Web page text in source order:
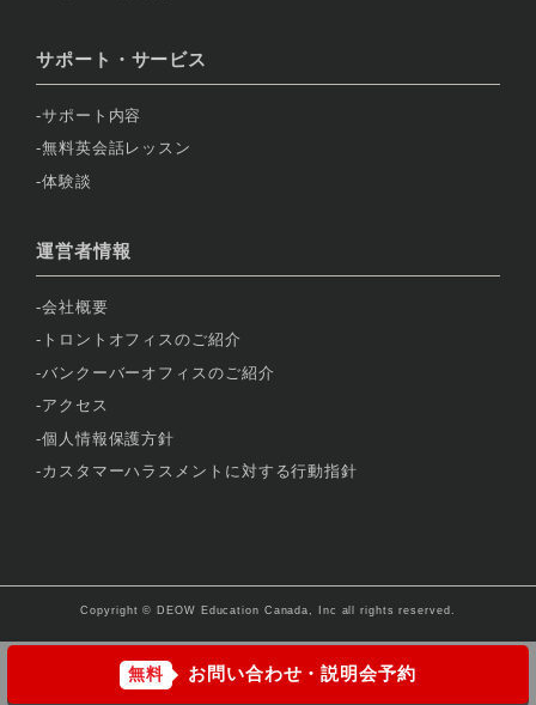
サポート・サービス
サポート内容
無料英会話レッスン
体験談
運営者情報
会社概要
トロントオフィスのご紹介
バンクーバーオフィスのご紹介
アクセス
個人情報保護方針
カスタマーハラスメントに対する行動指針
Copyright © DEOW Education Canada, Inc all rights reserved.
無料 お問い合わせ・説明会予約